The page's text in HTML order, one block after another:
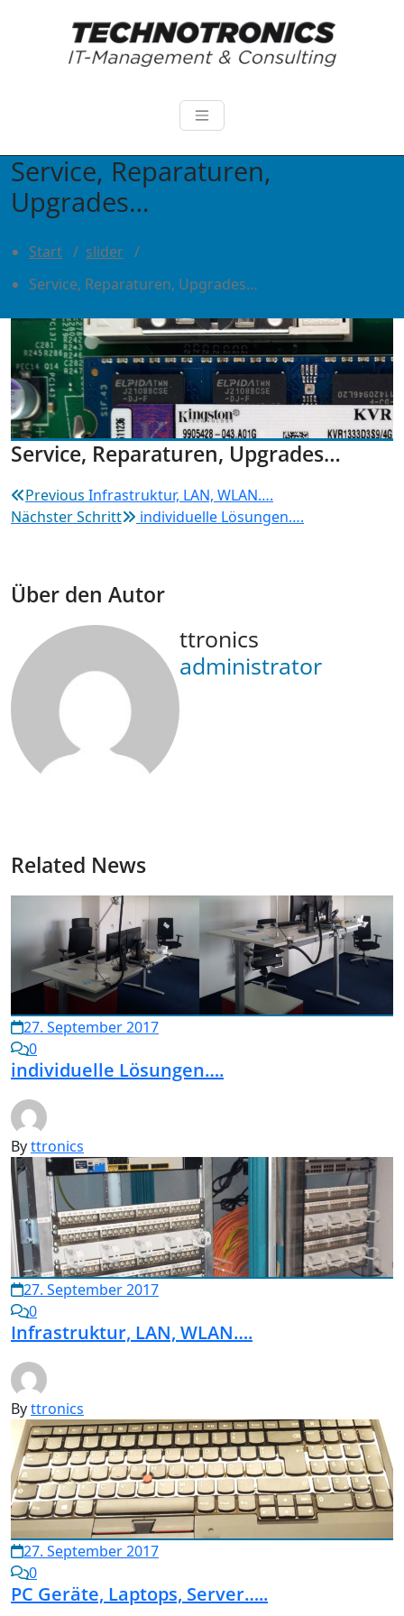
technotronics.de
Service, Reparaturen,
Upgrades…
Start / slider /
Service, Reparaturen, Upgrades…
Service, Reparaturen, Upgrades…
Beitragsnavigation
Previous Infrastruktur, LAN, WLAN….
Nächster Schritt
individuelle Lösungen….
Über den Autor
ttronics
administrator
Related News
27. September 2017
0
individuelle Lösungen….
Byttronics
27. September 2017
0
Infrastruktur, LAN, WLAN….
Byttronics
27. September 2017
0
PC Geräte, Laptops, Server…..